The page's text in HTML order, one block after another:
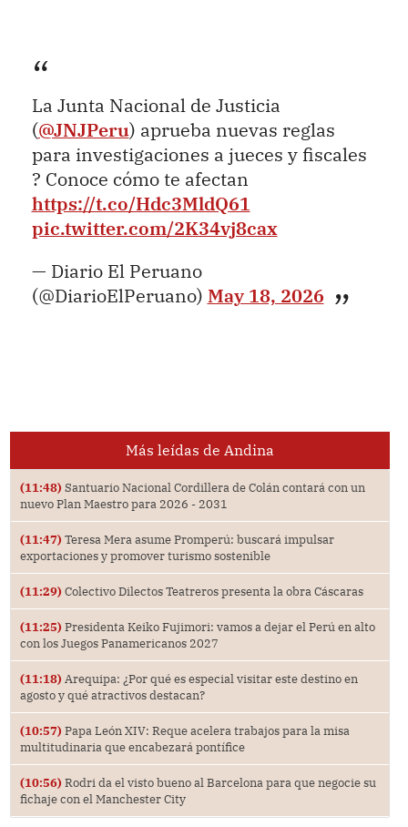
La Junta Nacional de Justicia
(@JNJPeru) aprueba nuevas reglas
para investigaciones a jueces y fiscales
? Conoce cómo te afectan
https://t.co/Hdc3MldQ61
pic.twitter.com/2K34vj8cax
— Diario El Peruano
(@DiarioElPeruano) May 18, 2026
Más leídas de Andina
(11:48) Santuario Nacional Cordillera de Colán contará con un
nuevo Plan Maestro para 2026 - 2031
(11:47) Teresa Mera asume Promperú: buscará impulsar
exportaciones y promover turismo sostenible
(11:29) Colectivo Dilectos Teatreros presenta la obra Cáscaras
(11:25) Presidenta Keiko Fujimori: vamos a dejar el Perú en alto
con los Juegos Panamericanos 2027
(11:18) Arequipa: ¿Por qué es especial visitar este destino en
agosto y qué atractivos destacan?
(10:57) Papa León XIV: Reque acelera trabajos para la misa
multitudinaria que encabezará pontífice
(10:56) Rodri da el visto bueno al Barcelona para que negocie su
fichaje con el Manchester City